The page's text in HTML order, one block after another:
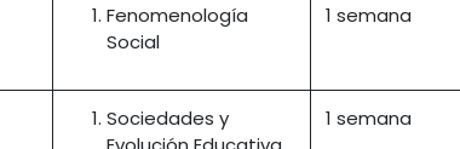
Fenomenología
Social
1 semana
Sociedades y
1 semana